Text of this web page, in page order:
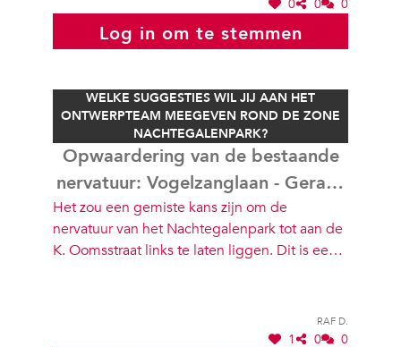
zie ik een open buis brug zoals die van de
voetgangersbrug Arganzuela van Dominique
0 0 0
Log in om te stemmen
WELKE SUGGESTIES WIL JIJ AAN HET
ONTWERPTEAM MEEGEVEN ROND DE ZONE
NACHTEGALENPARK?
Opwaardering van de bestaande
nervatuur: Vogelzanglaan - Gerard
Le Grellelaan - Karel Oomsstraat
Het zou een gemiste kans zijn om de
nervatuur van het Nachtegalenpark tot aan de
K. Oomsstraat links te laten liggen. Dit is een
opwaardering zou kunnen gebruiken. Deze as
passeert langs de sportvelden van de Expo,
Raf D.
1 0 0